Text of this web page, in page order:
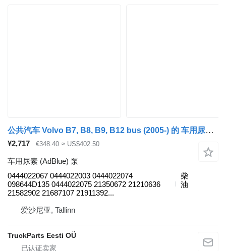
公共汽车 Volvo B7, B8, B9, B12 bus (2005-) 的 车用尿素 (AdBlue) 泵 VOLVO,B0SCH 0444022067
¥2,717 €348.40 ≈ US$402.50
车用尿素 (AdBlue) 泵
0444022067 0444022003 0444022074
098644D135 0444022075 21350672 21210636
21582902 21687107 21911392...
柴
油
爱沙尼亚, Tallinn
TruckParts Eesti OÜ